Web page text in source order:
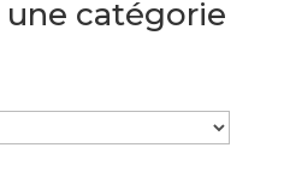
catégorie